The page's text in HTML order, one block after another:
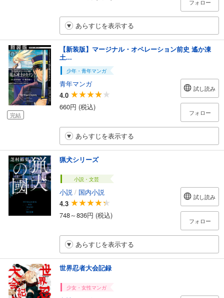
フォロー
あらすじを表示する
完結
【新装版】マージナル・オペレーション前史 遙か凍
土...
少年・青年マンガ
青年マンガ
4.0
660円 (税込)
試し読み
フォロー
あらすじを表示する
猟犬シリーズ
小説・文芸
小説 / 国内小説
4.3
748～836円 (税込)
試し読み
フォロー
あらすじを表示する
世界忍者大会記録
少女・女性マンガ